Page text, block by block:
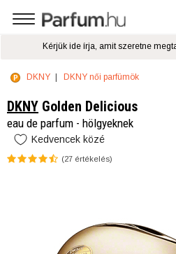
DKNY DKNY női parfümök
DKNY Golden Delicious
eau de parfum - hölgyeknek
Kedvencek közé
(27 értékelés)